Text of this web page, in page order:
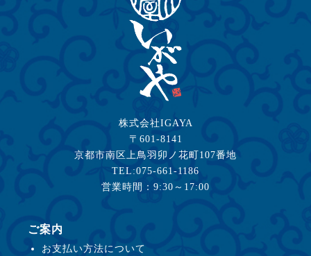
株式会社IGAYA
〒601-8141
京都市南区上鳥羽卯ノ花町107番地
TEL:075-661-1186
営業時間：9:30～17:00
ご案内
お支払い方法について